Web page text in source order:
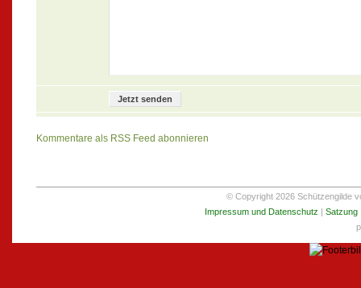
Kommentare als RSS Feed abonnieren
© Copyright 2026 Schützengilde
Impressum und Datenschutz
Satzung